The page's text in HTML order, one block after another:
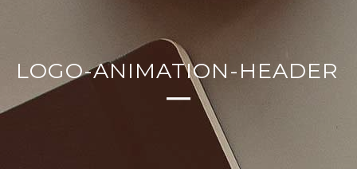
LOGO-ANIMATION-HEADER